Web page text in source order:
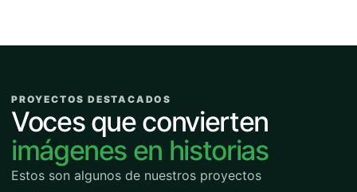
PROYECTOS DESTACADOS
Voces que convierten
imágenes en historias
Estos son algunos de nuestros proyectos